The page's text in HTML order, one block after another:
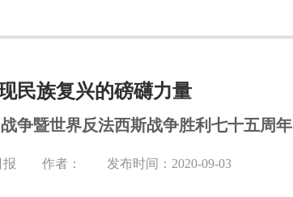
民族复兴的磅礴力量
争暨世界反法西斯战争胜利七十五周年
报 作者： 发布时间：2020-09-03